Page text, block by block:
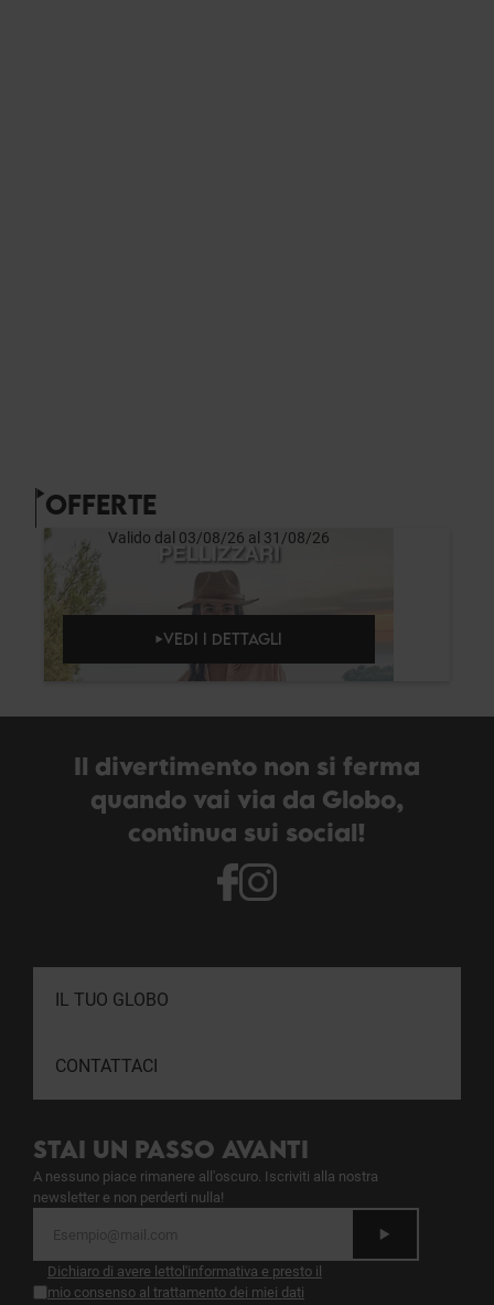
OFFERTE
Valido dal 03/08/26 al 31/08/26
VEDI I DETTAGLI
Il divertimento non si ferma
quando vai via da Globo,
continua sui social!
IL TUO GLOBO
CONTATTACI
STAI UN PASSO AVANTI
A nessuno piace rimanere all'oscuro. Iscriviti alla nostra
newsletter e non perderti nulla!
Dichiaro di avere letto l'informativa e presto il
mio consenso al trattamento dei miei dati